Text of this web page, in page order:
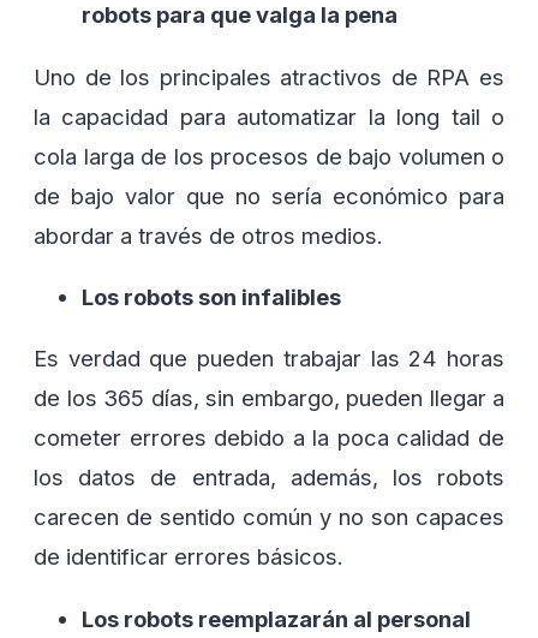
robots para que valga la pena
Uno de los principales atractivos de RPA es
la capacidad para automatizar la long tail o
cola larga de los procesos de bajo volumen o
de bajo valor que no sería económico para
abordar a través de otros medios.
Los robots son infalibles
Es verdad que pueden trabajar las 24 horas
de los 365 días, sin embargo, pueden llegar a
cometer errores debido a la poca calidad de
los datos de entrada, además, los robots
carecen de sentido común y no son capaces
de identificar errores básicos.
Los robots reemplazarán al personal